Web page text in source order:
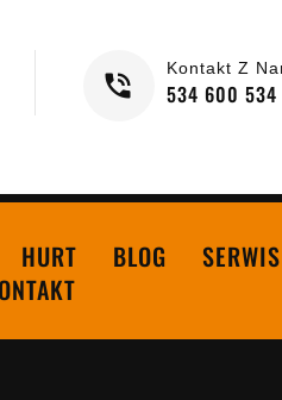
Kontakt Z
534 600 534
HURT BLOG